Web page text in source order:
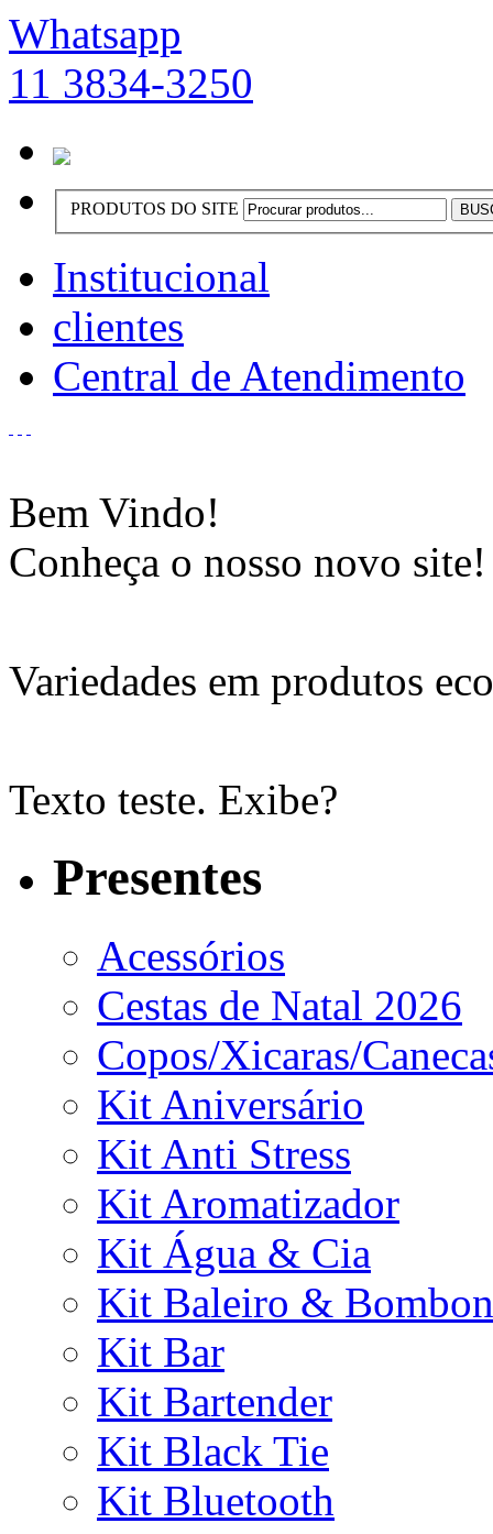
Whatsapp
11 3834-3250
PRODUTOS DO SITE
Institucional
clientes
Central de Atendimento
Bem Vindo!
Conheça o nosso novo site!
Variedades em produtos
Texto teste. Exibe?
Presentes
Acessórios
Cestas de Natal 2026
Copos/Xicaras/
Kit Aniversário
Kit Anti Stress
Kit Aromatizador
Kit Água & Cia
Kit Baleiro &
Kit Bar
Kit Bartender
Kit Black Tie
Kit Bluetooth